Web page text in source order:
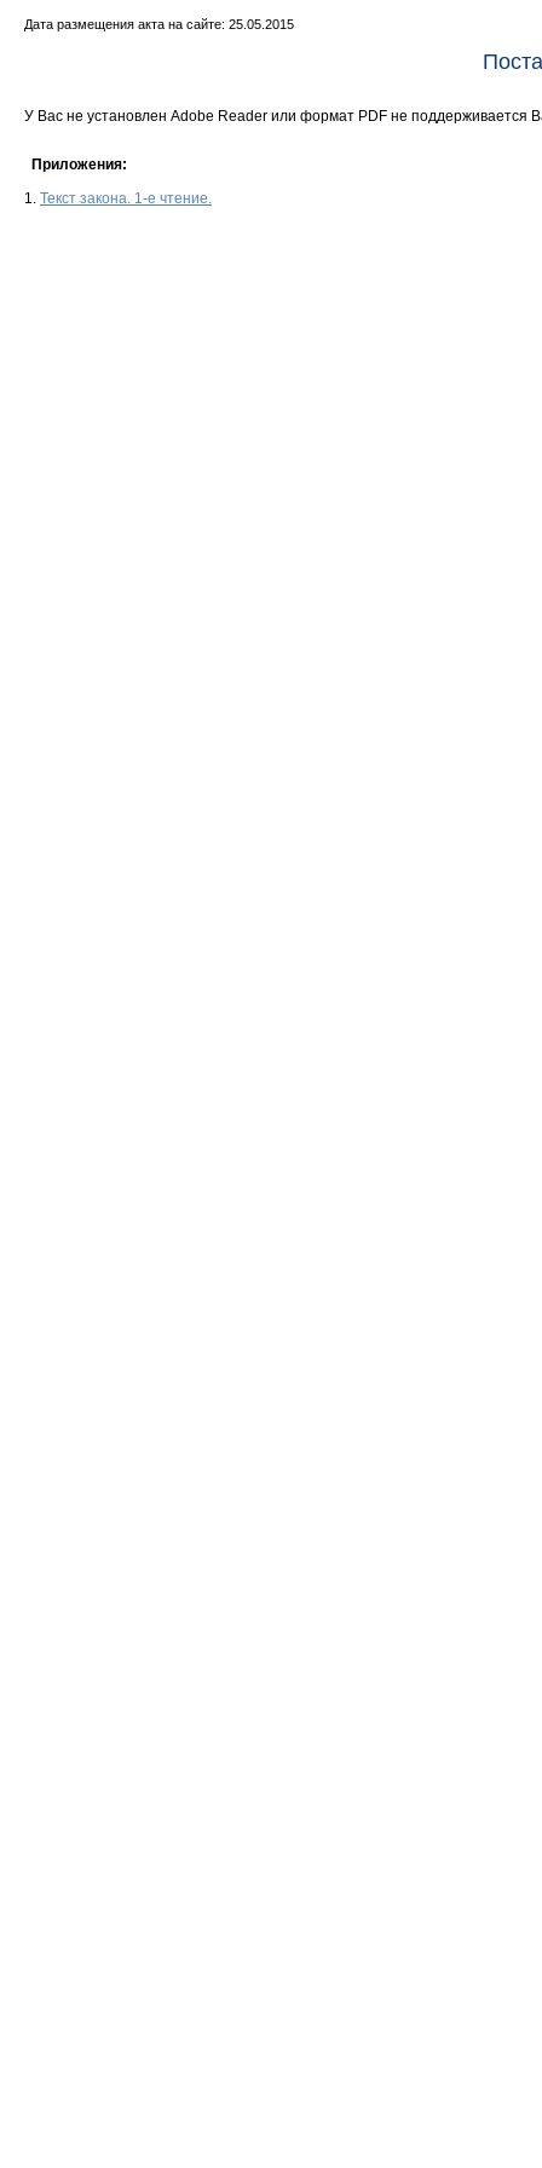
Дата размещения акта на сайте: 25.05.2015
У Вас не установлен Adobe Reader или формат PDF не поддерживается
Приложения:
1. Текст закона. 1-е чтение.